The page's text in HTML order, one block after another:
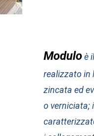
Moduloè
realizzato in
zincata ed
o verniciata;